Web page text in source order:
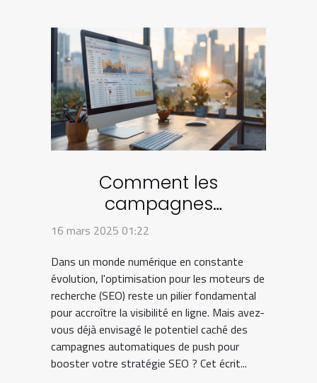
Comment les
campagnes
automatiques de push
votre stratégie SEO
16 mars 2025 01:22
Dans un monde numérique en constante
évolution, l'optimisation pour les moteurs de
recherche (SEO) reste un pilier fondamental
pour accroître la visibilité en ligne. Mais avez-
vous déjà envisagé le potentiel caché des
campagnes automatiques de push pour
booster votre stratégie SEO ? Cet écrit...